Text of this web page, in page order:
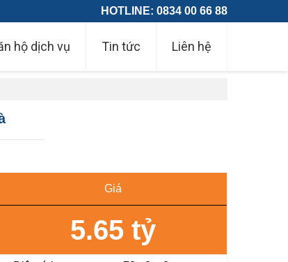
HOTLINE: 0834 00 66 88
hộ dịch vụ Tin tức Liên hệ
Giá
5.65 tỷ